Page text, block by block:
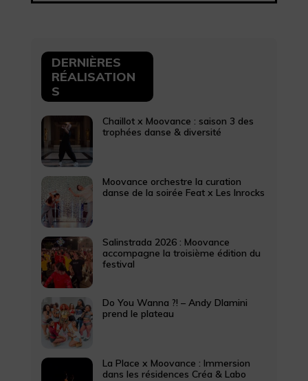
DERNIÈRES
RÉALISATION
S
Chaillot x Moovance : saison 3 des
trophées danse & diversité
Moovance orchestre la curation
danse de la soirée Feat x Les Inrocks
Salinstrada 2026 : Moovance
accompagne la troisième édition du
festival
Do You Wanna ?! – Andy Dlamini
prend le plateau
La Place x Moovance : Immersion
dans les résidences Créa & Labo